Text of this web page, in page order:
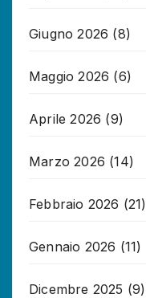
Giugno 2026 (8)
Maggio 2026 (6)
Aprile 2026 (9)
Marzo 2026 (14)
Febbraio 2026 (21)
Gennaio 2026 (11)
Dicembre 2025 (9)